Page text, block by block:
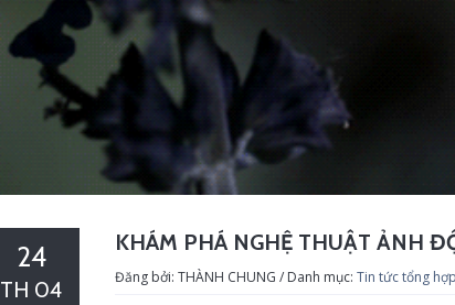
KHÁM PHÁ NGHỆ THUẬT ẢNH
24
TH 04 Đăng bởi: THÀNH CHUNG / Danh mục: Tin tức tổng hợp